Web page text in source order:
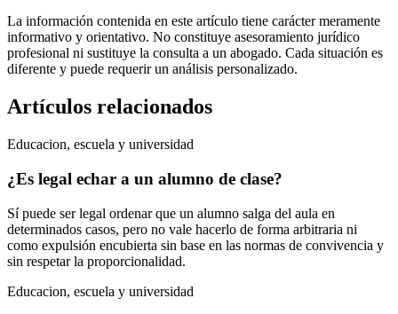
La información contenida en este artículo tiene carácter meramente
informativo y orientativo. No constituye asesoramiento jurídico
profesional ni sustituye la consulta a un abogado. Cada situación es
diferente y puede requerir un análisis personalizado.
Artículos relacionados
Educacion, escuela y universidad
¿Es legal echar a un alumno de clase?
Sí puede ser legal ordenar que un alumno salga del aula en
determinados casos, pero no vale hacerlo de forma arbitraria ni
como expulsión encubierta sin base en las normas de convivencia y
sin respetar la proporcionalidad.
Educacion, escuela y universidad